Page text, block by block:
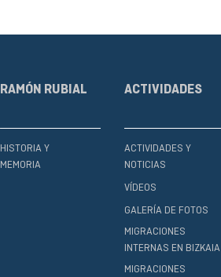
RAMÓN RUBIAL
HISTORIA Y
MEMORIA
ACTIVIDADES
ACTIVIDADES Y
NOTICIAS
VÍDEOS
GALERÍA DE FOTOS
MIGRACIONES
INTERNAS EN BIZKAIA
MIGRACIONES